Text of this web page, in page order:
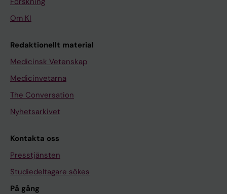
Om KI
Redaktionellt material
Medicinsk Vetenskap
Medicinvetarna
The Conversation
Nyhetsarkivet
Kontakta oss
Presstjänsten
Studiedeltagare sökes
På gång